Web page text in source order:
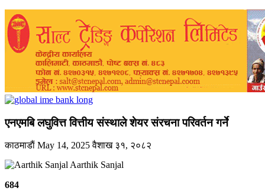
एनएमबि लघुवित्त वित्तीय संस्थाले शेयर संरचना परिवर्तन गर्ने
काठमाडाैं May 14, 2025वैशाख ३१, २०८२
Aarthik Sanjal
684